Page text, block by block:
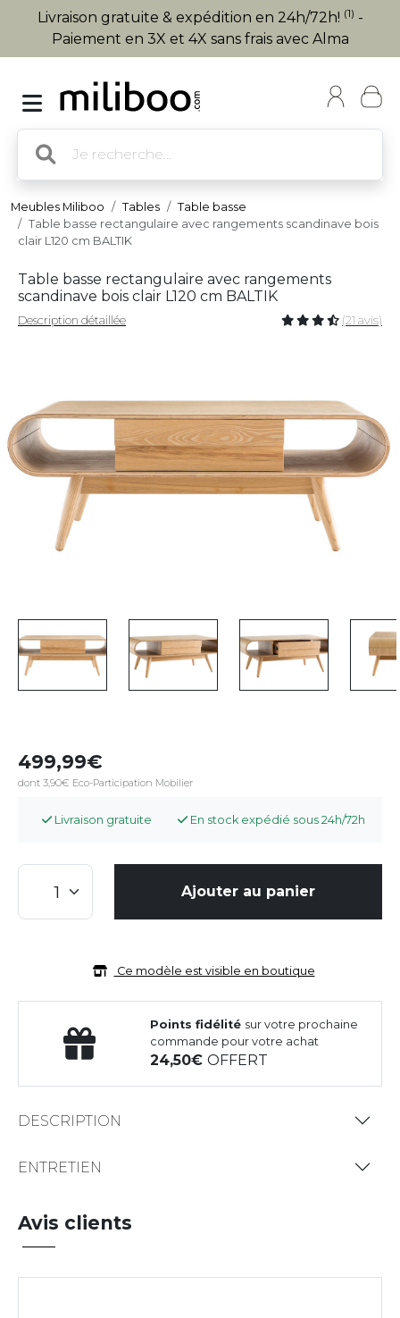
Livraison gratuite & expédition en 24h/72h! (1) -
Paiement en 3X et 4X sans frais avec Alma
Meubles Miliboo Tables
Table basse
Table basse rectangulaire avec rangements scandinave bois
clair L120 cm BALTIK
Table basse rectangulaire avec rangements
scandinave bois clair L120 cm BALTIK
Description détaillée (21 avis)
499,99
dont 3,90€ Eco-Participation Mobilier
Livraison gratuite En stock expédié sous 24h/72h
Ajouter au panier
Ce modèle est visible en boutique
Points fidélité sur votre prochaine
commande pour votre achat
24,50OFFERT
DESCRIPTION
ENTRETIEN
Avis clients